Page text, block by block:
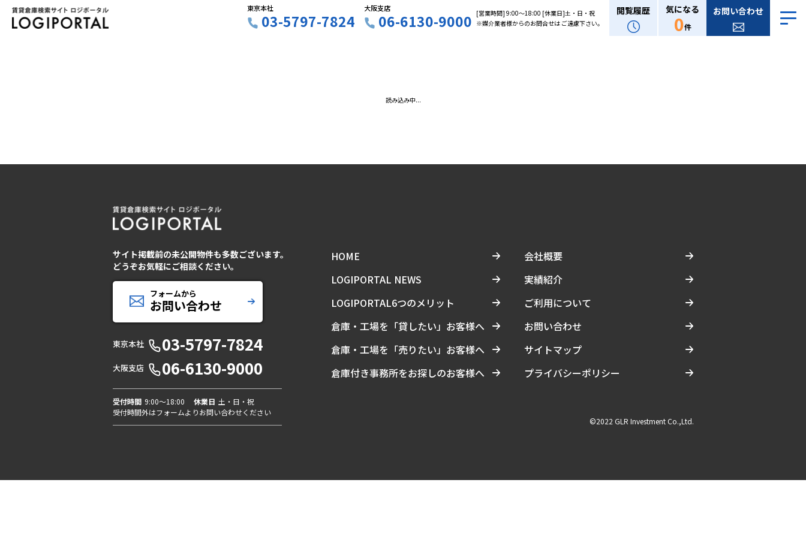
東京本社
03-5797-7824
大阪支店
06-6130-9000 [営業時間] 9:00〜18:00 [休業日]土・日・祝
※媒介業者様からのお問合せは ご遠慮下さい。
閲覧履歴 気になる
0件
お問い合わせ
読み込み中...
サイト掲載前の未公開物件も多数ございます。
どうぞお気軽にご相談ください。
フォームから
お問い合わせ
東京本社 03-5797-7824
大阪支店 06-6130-9000
受付時間 9:00〜18:00 休業日 土・日・祝
受付時間外はフォームよりお問い合わせください
HOME
LOGIPORTAL NEWS
LOGIPORTAL6つのメリット
倉庫・工場を「貸したい」お客様へ
倉庫・工場を「売りたい」お客様へ
倉庫付き事務所をお探しのお客様へ
会社概要
実績紹介
ご利用について
お問い合わせ
サイトマップ
プライバシーポリシー
©2022 GLR Investment Co.,Ltd.